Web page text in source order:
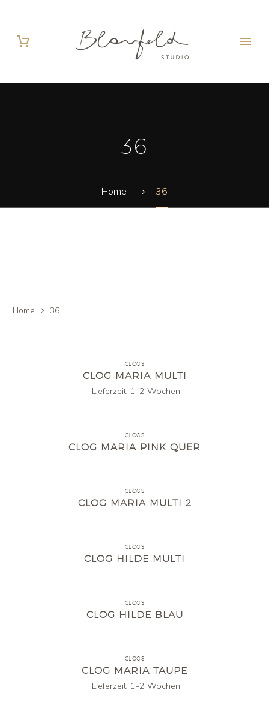
36
Home 36
Home 36
CLOGS
CLOG MARIA MULTI
Lieferzeit: 1-2 Wochen
CLOGS
CLOG MARIA PINK QUER
CLOGS
CLOG MARIA MULTI 2
CLOGS
CLOG HILDE MULTI
CLOGS
CLOG HILDE BLAU
CLOGS
CLOG MARIA TAUPE
Lieferzeit: 1-2 Wochen